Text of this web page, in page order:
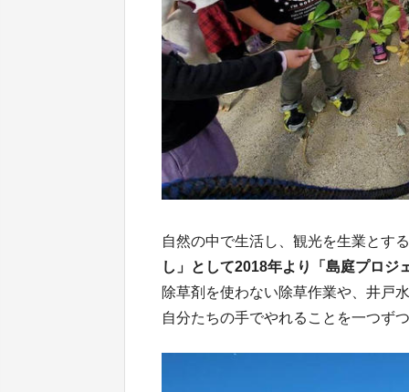
自然の中で生活し、観光を生業とす
し」として2018年より「島庭プロジ
除草剤を使わない除草作業や、井戸
自分たちの手でやれることを一つず